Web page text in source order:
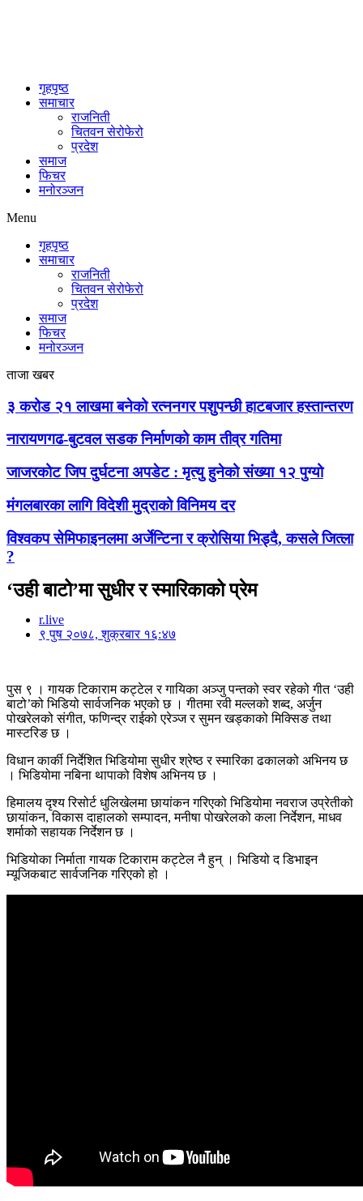
गृहपृष्ठ
समाचार
राजनिती
चितवन सेरोफेरो
प्रदेश
समाज
फिचर
मनोरञ्जन
Menu
गृहपृष्ठ
समाचार
राजनिती
चितवन सेरोफेरो
प्रदेश
समाज
फिचर
मनोरञ्जन
ताजा खबर
३ करोड २१ लाखमा बनेको रत्ननगर पशुपन्छी हाटबजार हस्तान्तरण
नारायणगढ-बुटवल सडक निर्माणको काम तीव्र गतिमा
जाजरकोट जिप दुर्घटना अपडेट : मृत्यु हुनेको संख्या १२ पुग्यो
मंगलबारका लागि विदेशी मुद्राको विनिमय दर
विश्वकप सेमिफाइनलमा अर्जेन्टिना र क्रोसिया भिड्दै, कसले जित्ला
?
‘उही बाटो’मा सुधीर र स्मारिकाको प्रेम
r.live
९ पुष २०७८, शुक्रबार १६:४७
पुस ९ । गायक टिकाराम कट्टेल र गायिका अञ्जु पन्तको स्वर रहेको गीत ‘उही
बाटो’को भिडियो सार्वजनिक भएको छ । गीतमा रवी मल्लको शब्द, अर्जुन
पोखरेलको संगीत, फणिन्द्र राईको एरेञ्ज र सुमन खड्काको मिक्सिङ तथा
मास्टरिङ छ ।
विधान कार्की निर्देशित भिडियोमा सुधीर श्रेष्ठ र स्मारिका ढकालको अभिनय छ
। भिडियोमा नबिना थापाको विशेष अभिनय छ ।
हिमालय दृश्य रिसोर्ट धुलिखेलमा छायांकन गरिएको भिडियोमा नवराज उप्रेतीको
छायांकन, विकास दाहालको सम्पादन, मनीषा पोखरेलको कला निर्देशन, माधव
शर्माको सहायक निर्देशन छ ।
भिडियोका निर्माता गायक टिकाराम कट्टेल नै हुन् । भिडियो द डिभाइन
म्यूजिकबाट सार्वजनिक गरिएको हो ।